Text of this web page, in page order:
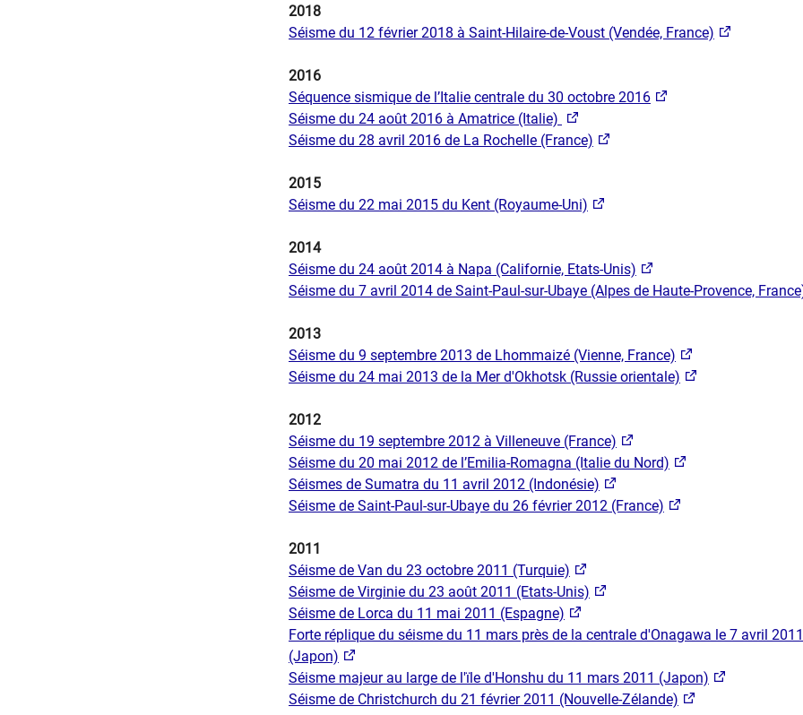
2018
Séisme du 12 février 2018 à Saint-Hilaire-de-Voust (Vendée, France)
2016
Séquence sismique de l’Italie centrale du 30 octobre 2016
Séisme du 24 août 2016 à Amatrice (Italie)
Séisme du 28 avril 2016 de La Rochelle (France)
2015
Séisme du 22 mai 2015 du Kent (Royaume-Uni)
2014
Séisme du 24 août 2014 à Napa (Californie, Etats-Unis)
Séisme du 7 avril 2014 de Saint-Paul-sur-Ubaye (Alpes de Haute-Provence,
2013
Séisme du 9 septembre 2013 de Lhommaizé (Vienne, France)
Séisme du 24 mai 2013 de la Mer d'Okhotsk (Russie orientale)
2012
Séisme du 19 septembre 2012 à Villeneuve (France)
Séisme du 20 mai 2012 de l’Emilia-Romagna (Italie du Nord)
Séismes de Sumatra du 11 avril 2012 (Indonésie)
Séisme de Saint-Paul-sur-Ubaye du 26 février 2012 (France)
2011
Séisme de Van du 23 octobre 2011 (Turquie)
Séisme de Virginie du 23 août 2011 (Etats-Unis)
Séisme de Lorca du 11 mai 2011 (Espagne)
Forte réplique du séisme du 11 mars près de la centrale d'Onagawa le 7 avril 2011
(Japon)
Séisme majeur au large de l'ïle d'Honshu du 11 mars 2011 (Japon)
Séisme de Christchurch du 21 février 2011 (Nouvelle-Zélande)